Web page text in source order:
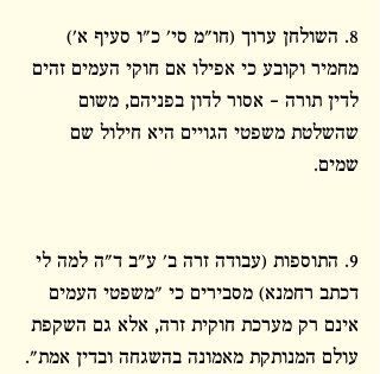
8. השולחן ערוך (חו"מ סי' כ"ו סעיף א')
מחמיר וקובע כי אפילו אם חוקי העמים זהים
לדין תורה – אסור לדון בפניהם, משום
שהשלטת משפטי הגויים היא חילול שם
שמים.
9. התוספות (עבודה זרה ב' ע"ב ד"ה למה לי
דכתב רחמנא) מסבירים כי "משפטי העמים
אינם רק מערכת חוקית זרה, אלא גם השקפת
עולם המנותקת מאמונה בהשגחה ובדין אמת".